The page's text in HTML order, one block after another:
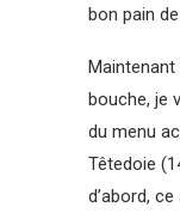
bon pain
Maintenant
bouche, je
du menu
Têtedoie
d’abord,